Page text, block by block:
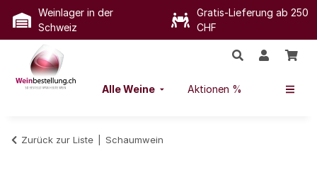
Weinlager in der
Schweiz
Gratis-Lieferung ab 250
CHF
Alle Weine Aktionen %
Zurück zur Liste Schaumwein